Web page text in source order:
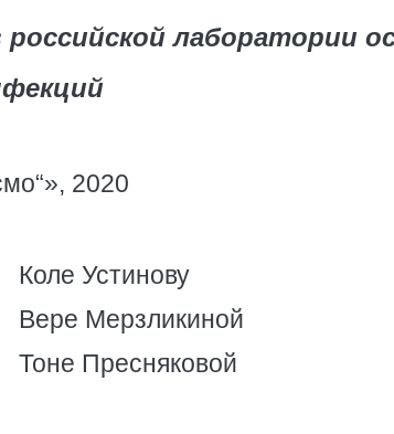
лаборатории
2020
Коле Устинову
Вере Мерзликиной
Тоне Пресняковой